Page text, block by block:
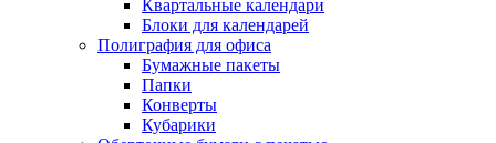
Квартальные календари
Блоки для календарей
Полиграфия для офиса
Бумажные пакеты
Папки
Конверты
Кубарики